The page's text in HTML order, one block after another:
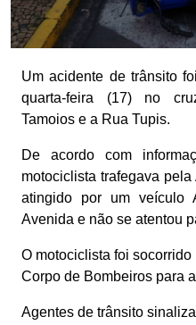
Um acidente de trânsito
quarta-feira (17) no
Tamoios e a Rua Tupis.
De acordo com
motociclista trafegava
atingido por um veículo
Avenida e não se atentou
O motociclista foi
Corpo de Bombeiros para
Agentes de trânsito